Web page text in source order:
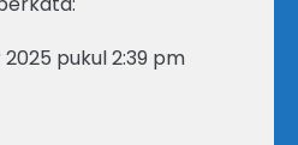
pukul 2:39 pm